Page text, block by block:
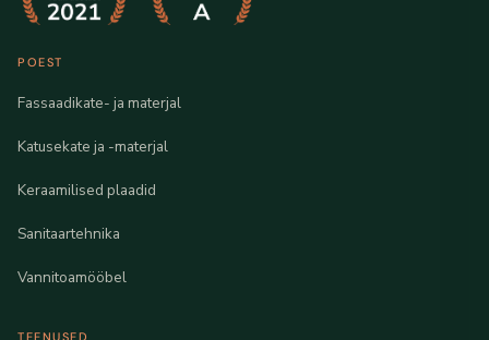
POEST
Fassaadikate- ja materjal
Katusekate ja -materjal
Keraamilised plaadid
Sanitaartehnika
Vannitoamööbel